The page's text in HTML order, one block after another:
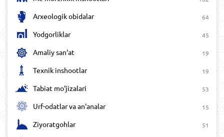
Arxeologik obidalar 64
Yodgorliklar 45
Amaliy san‘at 19
Texnik inshootlar 19
Tabiat mo‘jizalari 53
Urf-odatlar va an‘analar 15
Ziyoratgohlar 51